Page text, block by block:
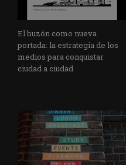
El buzón como nueva
portada: la estrategia de los
medios para conquistar
ciudad a ciudad